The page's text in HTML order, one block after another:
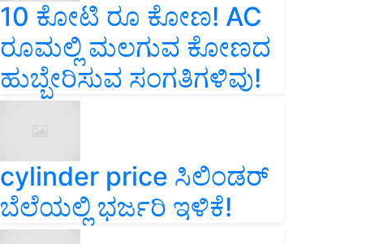
10 ಕೋಟಿ ರೂ ಕೋಣ! AC
ರೂಮಲ್ಲಿ ಮಲಗುವ ಕೋಣದ
ಹುಬ್ಬೇರಿಸುವ ಸಂಗತಿಗಳಿವು!
cylinder price ಸಿಲಿಂಡರ್‌
ಬೆಲೆಯಲ್ಲಿ ಭರ್ಜರಿ ಇಳಿಕೆ!